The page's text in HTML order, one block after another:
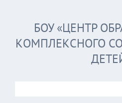
БОУ «ЦЕНТР
КОМПЛЕКСНОГО